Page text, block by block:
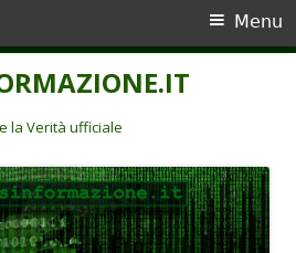
la Verità ufficiale
Menu